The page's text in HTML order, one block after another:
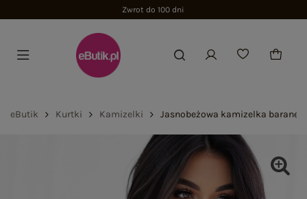
Zwrot do 100 dni
eButik Kurtki Kamizelki Jasnobeżowa kamizelka